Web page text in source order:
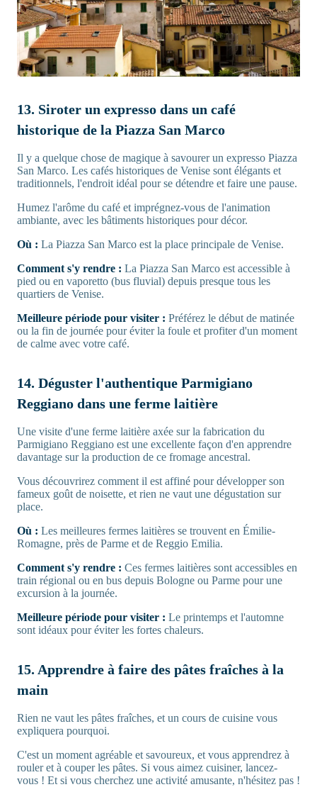
13. Siroter un expresso dans un café
historique de la Piazza San Marco
Il y a quelque chose de magique à savourer un expresso Piazza
San Marco. Les cafés historiques de Venise sont élégants et
traditionnels, l'endroit idéal pour se détendre et faire une pause.
Humez l'arôme du café et imprégnez-vous de l'animation
ambiante, avec les bâtiments historiques pour décor.
Où : La Piazza San Marco est la place principale de Venise.
Comment s'y rendre : La Piazza San Marco est accessible à
pied ou en vaporetto (bus fluvial) depuis presque tous les
quartiers de Venise.
Meilleure période pour visiter : Préférez le début de matinée
ou la fin de journée pour éviter la foule et profiter d'un moment
de calme avec votre café.
14. Déguster l'authentique Parmigiano
Reggiano dans une ferme laitière
Une visite d'une ferme laitière axée sur la fabrication du
Parmigiano Reggiano est une excellente façon d'en apprendre
davantage sur la production de ce fromage ancestral.
Vous découvrirez comment il est affiné pour développer son
fameux goût de noisette, et rien ne vaut une dégustation sur
place.
Où : Les meilleures fermes laitières se trouvent en Émilie-
Romagne, près de Parme et de Reggio Emilia.
Comment s'y rendre : Ces fermes laitières sont accessibles en
train régional ou en bus depuis Bologne ou Parme pour une
excursion à la journée.
Meilleure période pour visiter : Le printemps et l'automne
sont idéaux pour éviter les fortes chaleurs.
15. Apprendre à faire des pâtes fraîches à la
main
Rien ne vaut les pâtes fraîches, et un cours de cuisine vous
expliquera pourquoi.
C'est un moment agréable et savoureux, et vous apprendrez à
rouler et à couper les pâtes. Si vous aimez cuisiner, lancez-
vous ! Et si vous cherchez une activité amusante, n'hésitez pas !